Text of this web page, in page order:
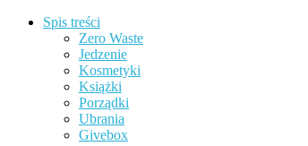
Spis treści
Zero Waste
Jedzenie
Kosmetyki
Książki
Porządki
Ubrania
Givebox